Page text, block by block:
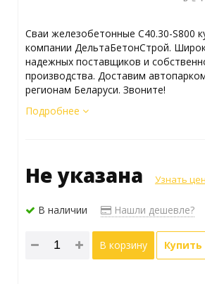
Сваи железобетонные С40.30-S800
компании ДельтаБетонСтрой.
надежных поставщиков и
производства. Доставим
регионам Беларуси. Звоните!
Подробнее
Не указана Узнать
В наличии Нашли дешевле?
В корзину Купить